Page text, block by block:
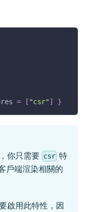
= [ "csr" ] }
你只需要 csr 特
戶端渲染相關的
啟用此特性，因